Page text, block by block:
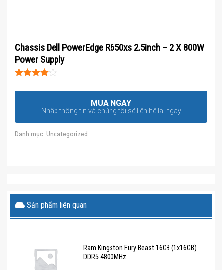
Chassis Dell PowerEdge R650xs 2.5inch – 2 X 800W
Power Supply
hạng45
MUA NGAY
Nhập thông tin và chúng tôi sẽ liên hệ lại ngay
Danh mục: Uncategorized
Sản phẩm liên quan
Ram Kingston Fury Beast 16GB (1x16GB)
DDR5 4800MHz